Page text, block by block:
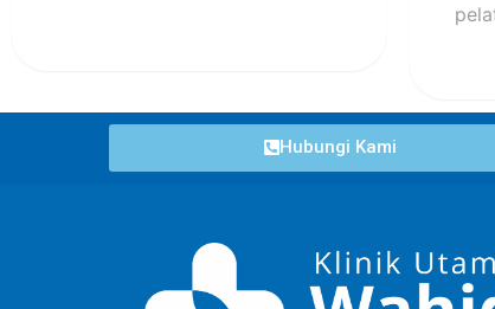
Hubungi Kami